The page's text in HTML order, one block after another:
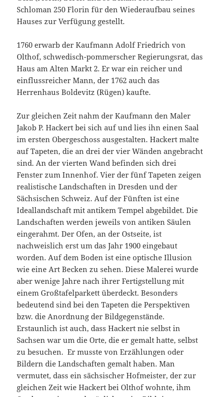
Schloman 250 Florin für den Wiederaufbau seines
Hauses zur Verfügung gestellt.
1760 erwarb der Kaufmann Adolf Friedrich von
Olthof, schwedisch-pommerscher Regierungsrat, das
Haus am Alten Markt 2. Er war ein reicher und
einflussreicher Mann, der 1762 auch das
Herrenhaus Boldevitz (Rügen) kaufte.
Zur gleichen Zeit nahm der Kaufmann den Maler
Jakob P. Hackert bei sich auf und lies ihn einen Saal
im ersten Obergeschoss ausgestalten. Hackert malte
auf Tapeten, die an drei der vier Wänden angebracht
sind. An der vierten Wand befinden sich drei
Fenster zum Innenhof. Vier der fünf Tapeten zeigen
realistische Landschaften in Dresden und der
Sächsischen Schweiz. Auf der Fünften ist eine
Ideallandschaft mit antikem Tempel abgebildet. Die
Landschaften werden jeweils von antiken Säulen
eingerahmt. Der Ofen, an der Ostseite, ist
nachweislich erst um das Jahr 1900 eingebaut
worden. Auf dem Boden ist eine optische Illusion
wie eine Art Becken zu sehen. Diese Malerei wurde
aber wenige Jahre nach ihrer Fertigstellung mit
einem Großtafelparkett überdeckt. Besonders
bedeutend sind bei den Tapeten die Perspektiven
bzw. die Anordnung der Bildgegenstände.
Erstaunlich ist auch, dass Hackert nie selbst in
Sachsen war um die Orte, die er gemalt hatte, selbst
zu besuchen. Er musste von Erzählungen oder
Bildern die Landschaften gemalt haben. Man
vermutet, dass ein sächsischer Hofmeister, der zur
gleichen Zeit wie Hackert bei Olthof wohnte, ihm